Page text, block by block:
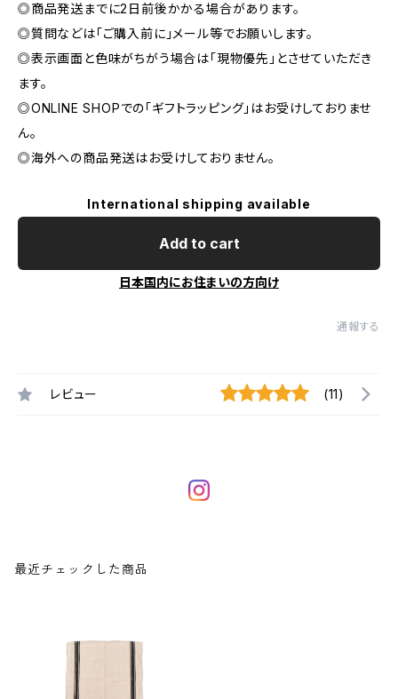
◎商品発送までに2日前後かかる場合があります。
◎質問などは「ご購入前に」メール等でお願いします。
◎表示画面と色味がちがう場合は「現物優先」とさせていただき
ます。
◎ONLINE SHOPでの「ギフトラッピング」はお受けしておりませ
ん。
◎海外への商品発送はお受けしておりません。
International shipping available
Add to cart
日本国内にお住まいの方向け
通報する
レビュー (11)
最近チェックした商品